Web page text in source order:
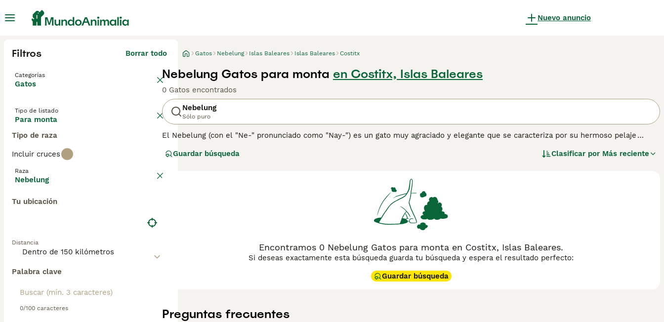
Nuevo anuncio
Filtros Borrar todo
Categorías
Gatos
Tipo de listado
Para monta
Tipo de raza
Incluir cruces
Raza
Nebelung
Tu ubicación
Distancia
Palabra clave
0/100 caracteres
Gatos Nebelung Islas Baleares Islas Baleares Costitx
Nebelung Gatos para monta en Costitx, Islas Baleares
0 Gatos encontrados
Nebelung
Sólo puro
El Nebelung (con el "Ne-" pronunciado como "Nay-") es un gato muy agraciado y elegante que se caracteriza por su hermoso pelaje
se parece mucho al Azul Ruso, aunque su pelaje es mucho más largo. Con los años, el Nebelung se ha vuelto muy popular fuera de
de Nebelung para obtener información sobre esta raza de gato.
Guardar búsqueda Clasificar por Más reciente
Encontramos 0 Nebelung Gatos para monta en Costitx, Islas Baleares.
Si deseas exactamente esta búsqueda guarda tu búsqueda y espera el resultado perfecto:
Guardar búsqueda
Preguntas frecuentes